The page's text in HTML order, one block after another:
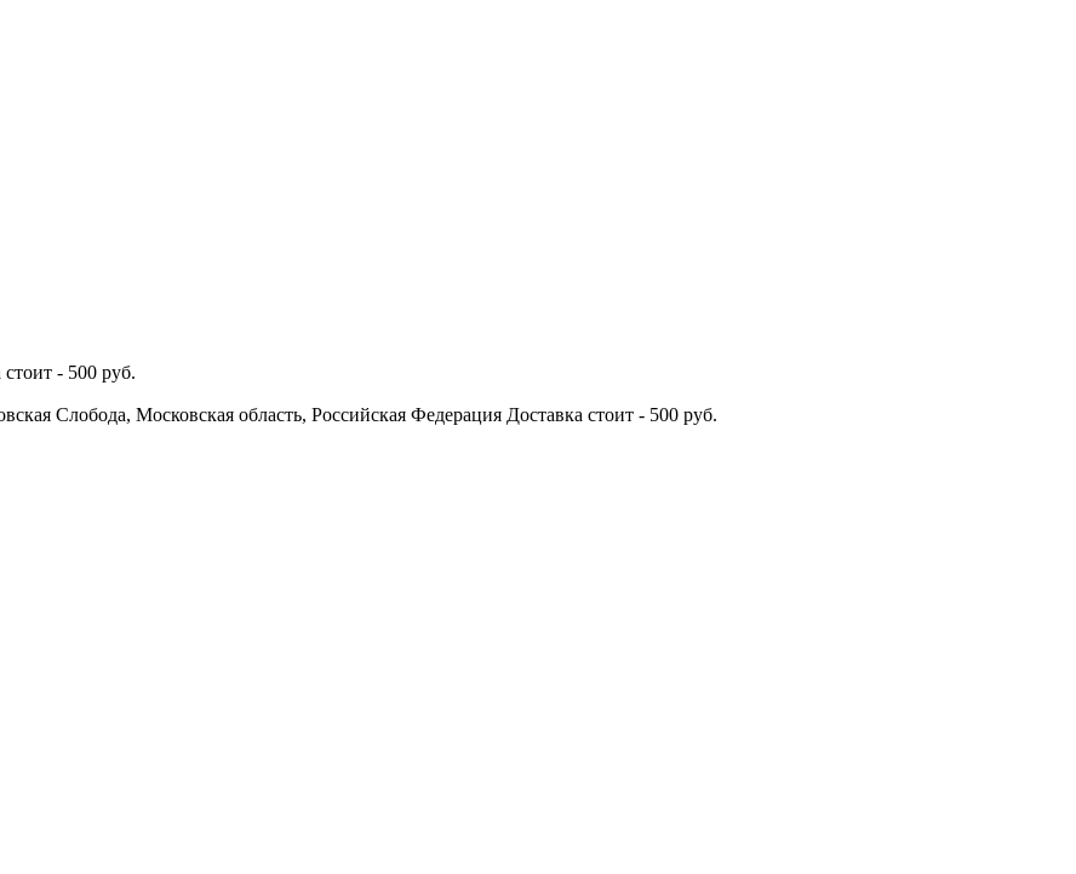
стоит - 500 руб.
Слобода, Московская область, Российская Федерация Доставка стоит - 500 руб.